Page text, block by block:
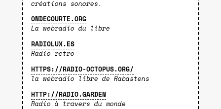
créations sonores.
ONDECOURTE.ORG
La webradio du libre
RADIOLUX.ES
Radio retro
HTTPS://RADIO-OCTOPUS.ORG/
la webradio libre de Rabastens
HTTP://RADIO.GARDEN
Radio à travers du monde